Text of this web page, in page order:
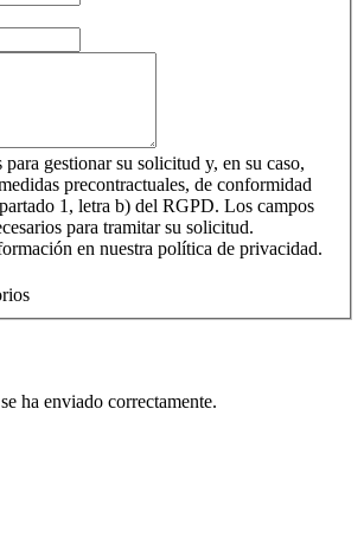
para gestionar su solicitud y, en su caso,
precontractuales, de conformidad
1, letra b) del RGPD. Los campos
para tramitar su solicitud.
en nuestra política de privacidad.
ha enviado correctamente.